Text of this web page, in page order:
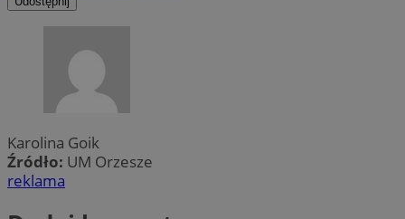
Karolina Goik
Źródło: UM Orzesze
reklama